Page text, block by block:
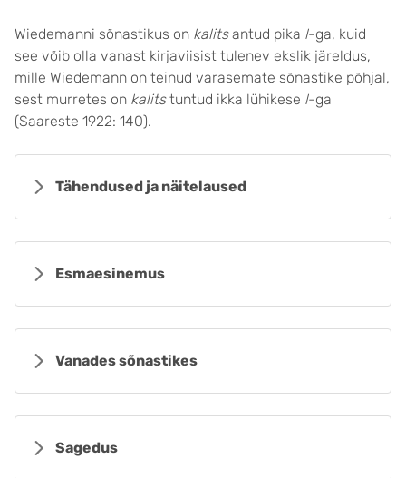
Wiedemanni sõnastikus on kalitsantud pika l-ga, kuid
see võib olla vanast kirjaviisist tulenev ekslik järeldus,
mille Wiedemann on teinud varasemate sõnastike põhjal,
sest murretes on kalitstuntud ikka lühikese l-ga
(Saareste 1922: 140).
Tähendused ja näitelaused
Esmaesinemus
Vanades sõnastikes
Sagedus